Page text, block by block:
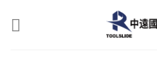
content